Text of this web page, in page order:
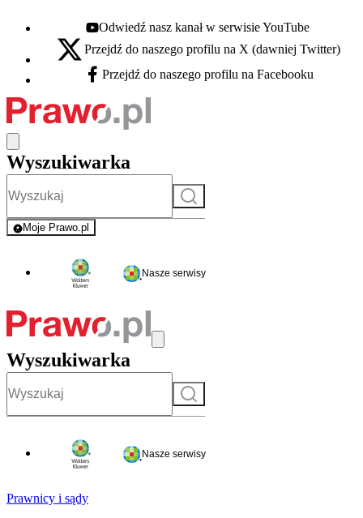
Youtube - otwiera się w nowej karcie
Odwiedź nasz kanał w serwisie YouTube
X - otwiera się w nowej karcie
Przejdź do naszego profilu na X (dawniej Twitter)
Facebook - otwiera się w nowej karcie
Przejdź do naszego profilu na Facebooku
Wyszukiwarka
Szukaj
Moje Prawo.pl
- rejestracja i logowanie do serwisu
Nasze serwisy
Wyszukiwarka
Szukaj
Nasze serwisy
Prawnicy i sądy